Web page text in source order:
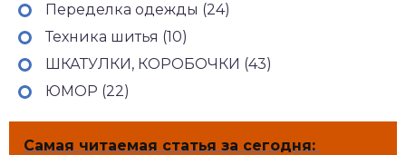
Переделка одежды (24)
Техника шитья (10)
ШКАТУЛКИ, КОРОБОЧКИ (43)
ЮМОР (22)
Самая читаемая статья за сегодня: